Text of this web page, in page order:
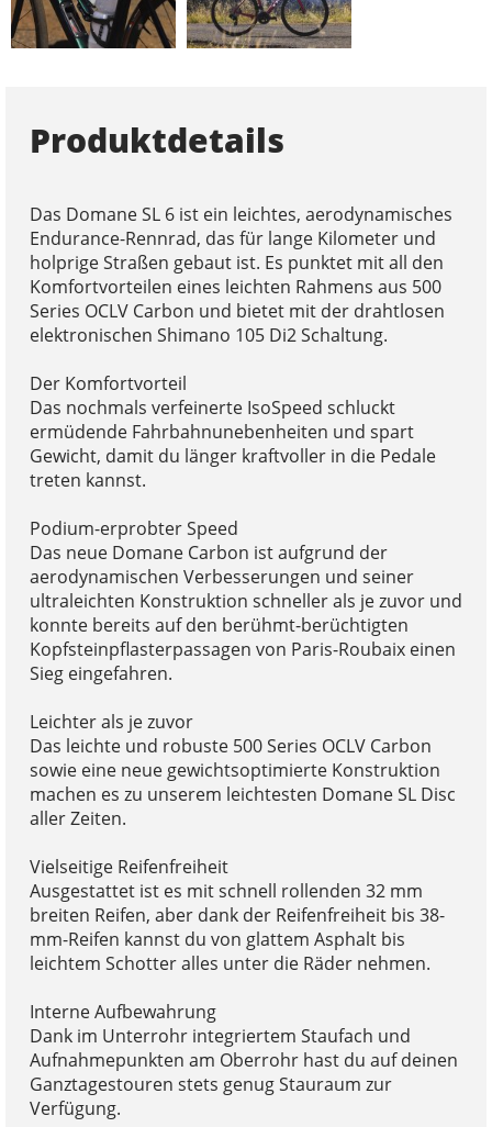
Produktdetails
Das Domane SL 6 ist ein leichtes, aerodynamisches
Endurance-Rennrad, das für lange Kilometer und
holprige Straßen gebaut ist. Es punktet mit all den
Komfortvorteilen eines leichten Rahmens aus 500
Series OCLV Carbon und bietet mit der drahtlosen
elektronischen Shimano 105 Di2 Schaltung.
Der Komfortvorteil
Das nochmals verfeinerte IsoSpeed schluckt
ermüdende Fahrbahnunebenheiten und spart
Gewicht, damit du länger kraftvoller in die Pedale
treten kannst.
Podium-erprobter Speed
Das neue Domane Carbon ist aufgrund der
aerodynamischen Verbesserungen und seiner
ultraleichten Konstruktion schneller als je zuvor und
konnte bereits auf den berühmt-berüchtigten
Kopfsteinpflasterpassagen von Paris-Roubaix einen
Sieg eingefahren.
Leichter als je zuvor
Das leichte und robuste 500 Series OCLV Carbon
sowie eine neue gewichtsoptimierte Konstruktion
machen es zu unserem leichtesten Domane SL Disc
aller Zeiten.
Vielseitige Reifenfreiheit
Ausgestattet ist es mit schnell rollenden 32 mm
breiten Reifen, aber dank der Reifenfreiheit bis 38-
mm-Reifen kannst du von glattem Asphalt bis
leichtem Schotter alles unter die Räder nehmen.
Interne Aufbewahrung
Dank im Unterrohr integriertem Staufach und
Aufnahmepunkten am Oberrohr hast du auf deinen
Ganztagestouren stets genug Stauraum zur
Verfügung.